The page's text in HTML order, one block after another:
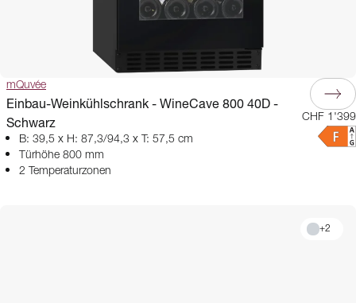
mQuvée
Einbau-Weinkühlschrank - WineCave 800 40D -
Schwarz
B: 39,5 x H: 87,3/94,3 x T: 57,5 cm
Türhöhe 800 mm
2 Temperaturzonen
CHF 1'399
+2